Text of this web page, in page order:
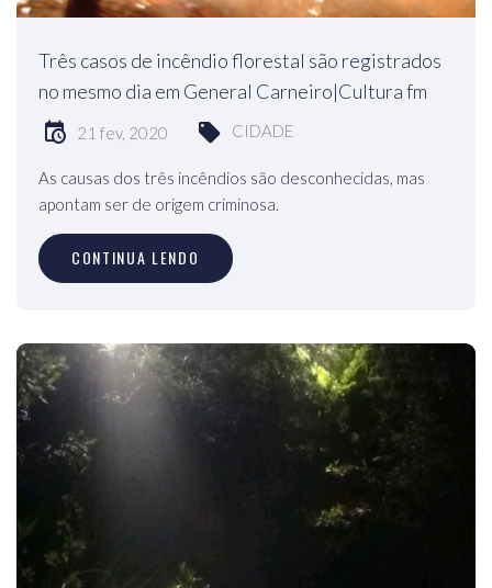
Três casos de incêndio florestal são registrados
no mesmo dia em General Carneiro|Cultura fm
21 fev, 2020 CIDADE
As causas dos três incêndios são desconhecidas, mas
apontam ser de origem criminosa.
CONTINUA LENDO